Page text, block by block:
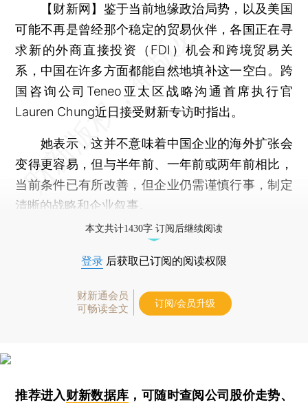
【财新网】 鉴于当前地缘政治局势，以及美国
可能不再是曾经那个稳定的贸易伙伴，各国正在寻
求新的外商直接投资（FDI）机会和跨境贸易关
系，中国在许多方面都能自然地填补这一空白。跨
国咨询公司Teneo亚太区战略沟通首席执行官
Lauren Chung近日接受财新专访时指出。
她表示，这并不意味着中国企业的海外扩张会
变得更容易，但与半年前、一年前或两年前相比，
当前条件已有所改善，但企业仍需谨慎行事，制定
清晰的战略和企业叙事。
本文共计1430字 订阅后继续阅读
登录 后获取已订阅的阅读权限
财新通会员
可畅读全文
订阅/会员升级
推荐进入财新数据库 ，可随时查阅公司股价走势、